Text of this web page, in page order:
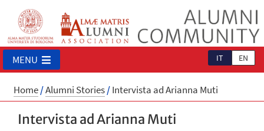
IT EN
MENU
Home/Alumni Stories/Intervista ad Arianna Muti
Intervista ad Arianna Muti